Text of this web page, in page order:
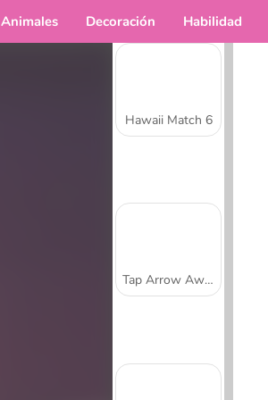
Animales Decoración Habilidad
Hawaii Match 6
Tap Arrow Away